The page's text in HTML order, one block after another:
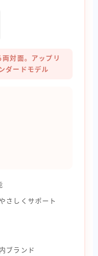
対面。アップリ
ダードモデル
さしくサポート
ブランド